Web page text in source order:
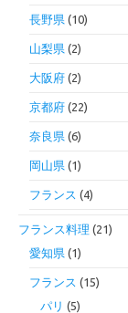
長野県 (10)
山梨県 (2)
大阪府 (2)
京都府 (22)
奈良県 (6)
岡山県 (1)
フランス (4)
フランス料理 (21)
愛知県 (1)
フランス (15)
パリ (5)